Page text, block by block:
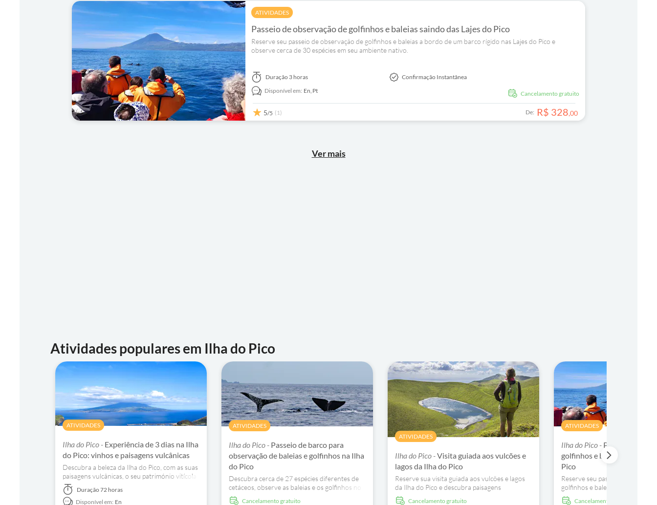
ATIVIDADES
Passeio de observação de golfinhos e baleias saindo das Lajes do Pico
Reserve seu passeio de observação de golfinhos e baleias a bordo de um barco rígido nas Lajes do Pico e
observe cerca de 30 espécies em seu ambiente nativo.
Cancelamento gratuito
Duração 3 horas
Disponível em: En, Pt
Confirmação Instantânea
5/5 (1) De: R$ 328,00
Ver mais
Atividades populares em Ilha do Pico
ATIVIDADES
Ilha do Pico - Experiência de 3 dias na Ilha
do Pico: vinhos e paisagens vulcânicas
Descubra a beleza da Ilha do Pico, com as suas
paisagens vulcânicas, o seu património vitícola
e as suas costas atlânticas.
Duração72 horas
Disponível em: En
ATIVIDADES
Ilha do Pico - Passeio de barco para
observação de baleias e golfinhos na Ilha
do Pico
Descubra cerca de 27 espécies diferentes de
cetáceos, observe as baleias e os golfinhos no
seu habitat natural e aviste as aves marinhas e
Cancelamento gratuito
ATIVIDADES
Ilha do Pico -Visita guiada aos vulcões e
lagos da Ilha do Pico
Reserve sua visita guiada aos vulcões e lagos
da Ilha do Pico e descubra paisagens
deslumbrantes.
Cancelamento gratuito
ATIVIDADES
Ilha do Pico - Passeio de
golfinhos e baleias saindo
Pico
Reserve seu passeio de
golfinhos e baleias a bordo de
nas Lajes do Pico e observe
Cancelamento gratuito